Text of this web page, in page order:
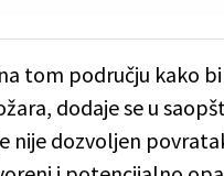
tom području kako
dodaje se u
nije dozvoljen